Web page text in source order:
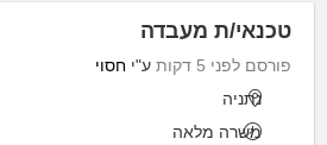
טכנאי/ת מעבדה
פורסם לפני 5 דקות ע"י חסוי
נתניה
משרה מלאה